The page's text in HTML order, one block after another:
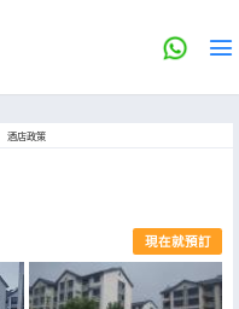
酒店政策
現在就預訂